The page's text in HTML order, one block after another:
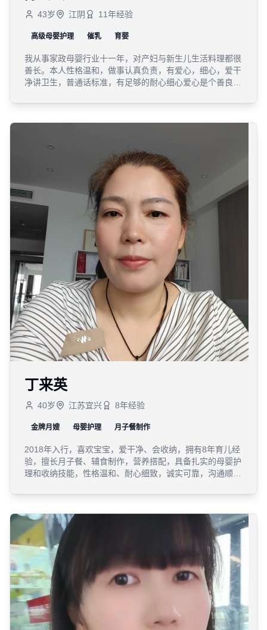
43岁 江阴 11年经验
高级母婴护理 催乳 育婴
我从事家政母婴行业十一年，对产妇与新生儿生活料理都很
善长。本人性格温和，做事认真负责，有爱心，细心，爱干
净讲卫生，普通话标准，有足够的耐心细心爱心是个善良容
丁来英
40岁 江苏宜兴 8年经验
金牌月嫂 母婴护理 月子餐制作
2018年入行，喜欢宝宝，爱干净、会收纳，拥有8年育儿经
验，擅长月子餐、辅食制作，营养搭配，具备扎实的母婴护
理和收纳技能，性格温和、耐心细致，诚实可靠，沟通顺